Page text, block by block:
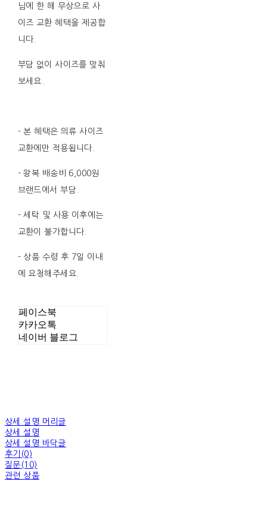
님에 한 해 무상으로 사
이즈 교환 혜택을 제공합
니다.
부담 없이 사이즈를 맞춰
보세요.
- 본 혜택은 의류 사이즈
교환에만 적용됩니다.
- 왕복 배송비 6,000원
브랜드에서 부담.
- 세탁 및 사용 이후에는
교환이 불가합니다.
- 상품 수령 후 7일 이내
에 요청해주세요.
페이스북
카카오톡
네이버 블로그
상세 설명 머리글
상세 설명
상세 설명 바닥글
후기(0)
질문(10)
관련 상품